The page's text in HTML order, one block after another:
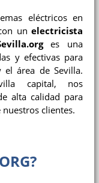
eléctricos en
un electricista
es una
y efectivas para
el área de Sevilla.
capital, nos
alta calidad para
nuestros clientes.